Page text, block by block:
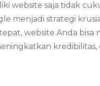
Optimasi
SEO
Google
untuk
Strategi
website saja tidak
menjadi strategi
website Anda